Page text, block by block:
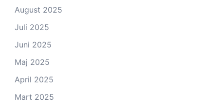
August 2025
Juli 2025
Juni 2025
Maj 2025
April 2025
Mart 2025